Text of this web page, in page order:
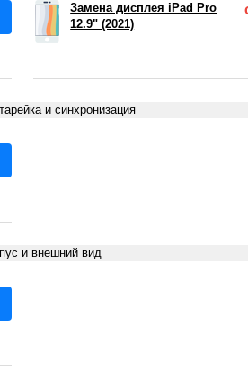
Замена дисплея iPad Pro
12.9" (2021)
и синхронизация
и внешний вид